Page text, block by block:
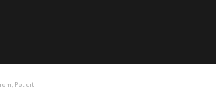
Poliert